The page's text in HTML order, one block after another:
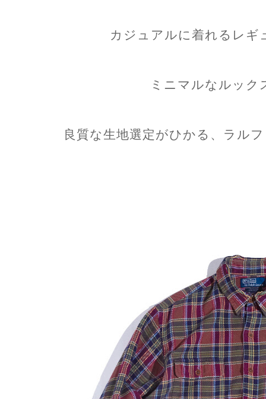
カジュアルに着れるレギ
ミニマルなルック
良質な生地選定がひかる、ラル